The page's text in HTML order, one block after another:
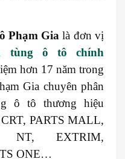
Phạm Gia là đơn vị
tùng ô tô chính
hơn 17 năm trong
Gia chuyên phân
ô tô thương hiệu
PARTS MALL,
NT, EXTRIM,
ONE…